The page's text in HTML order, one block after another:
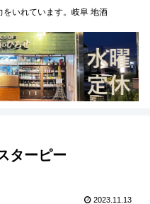
いれています。岐阜 地酒
ターピー
2023.11.13